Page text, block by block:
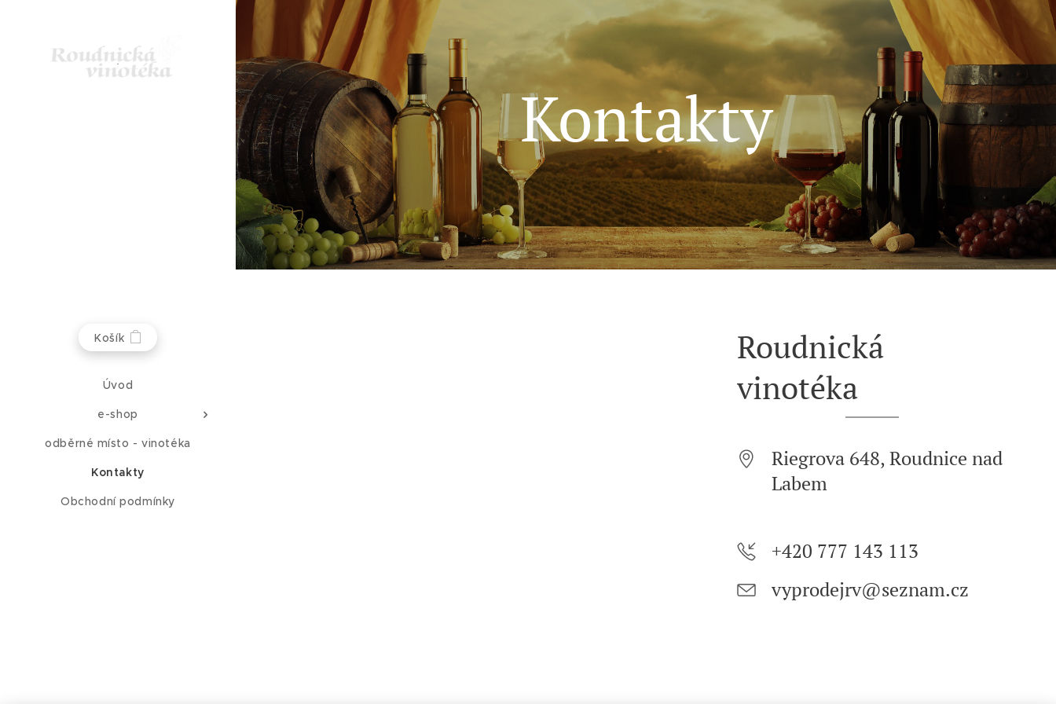
Košík
Úvod
e-shop
odběrné místo - vinotéka
Kontakty
Obchodní podmínky
Kontakty
Roudnická
vinotéka
Riegrova 648, Roudnice nad
Labem
+420 777 143 113
vyprodejrv@seznam.cz